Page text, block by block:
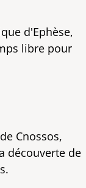
d'Ephèse,
libre pour
Cnossos,
découverte de